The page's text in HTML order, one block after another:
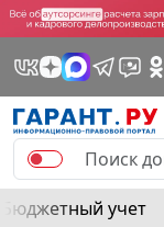
Бюджетный учет